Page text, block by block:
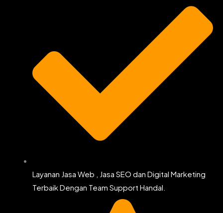
Layanan Jasa Web , Jasa SEO dan Digital Marketing
Terbaik Dengan Team Support Handal.